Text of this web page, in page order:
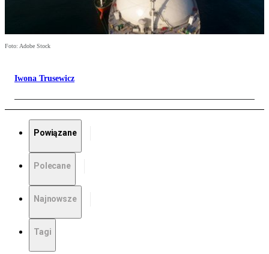
Foto: Adobe Stock
Iwona Trusewicz
Powiązane
Polecane
Najnowsze
Tagi